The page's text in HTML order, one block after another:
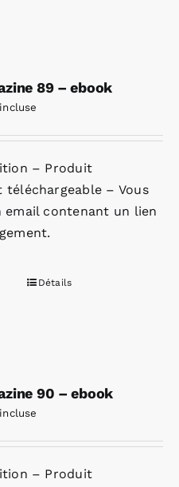
89 – ebook
– Produit
téléchargeable – Vous
email contenant un lien
Détails
90 – ebook
– Produit